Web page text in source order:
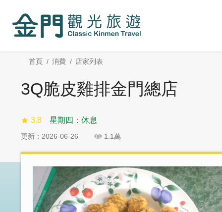
內
首頁 消費 店家列表
3Q脆皮雞排金門總店
3.8 星期四：休息
更新：2026-06-26 1.1萬
分